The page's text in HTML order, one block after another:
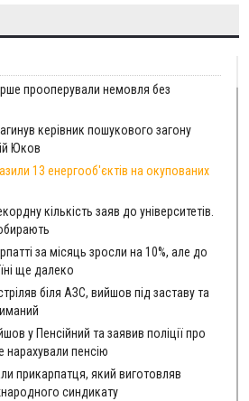
прооперували немовля без
керівник пошукового загону
Юков
13 енергооб'єктів на окупованих
кількість заяв до університетів.
за місяць зросли на 10%, але до
ще далеко
біля АЗС, вийшов під заставу та
у Пенсійний та заявив поліції про
нарахували пенсію
прикарпатця, який виготовляв
синдикату